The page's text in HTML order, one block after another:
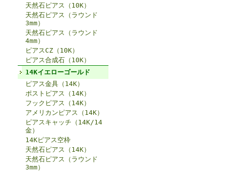
天然石ピアス（10K）
天然石ピアス（ラウンド
3mm）
天然石ピアス（ラウンド
4mm）
ピアスCZ（10K）
ピアス合成石（10K）
14Kイエローゴールド
ピアス金具（14K）
ポストピアス（14K）
フックピアス（14K）
アメリカンピアス（14K）
ピアスキャッチ（14K/14
金）
14Kピアス空枠
天然石ピアス（14K）
天然石ピアス（ラウンド
3mm）